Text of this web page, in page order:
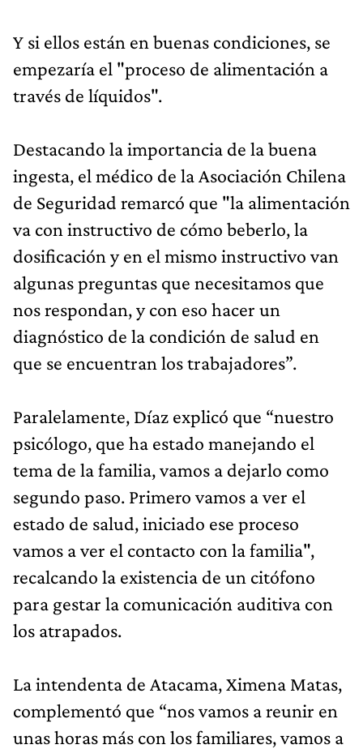
Y si ellos están en buenas condiciones, se
empezaría el "proceso de alimentación a
través de líquidos".
Destacando la importancia de la buena
ingesta, el médico de la Asociación Chilena
de Seguridad remarcó que "la alimentación
va con instructivo de cómo beberlo, la
dosificación y en el mismo instructivo van
algunas preguntas que necesitamos que
nos respondan, y con eso hacer un
diagnóstico de la condición de salud en
que se encuentran los trabajadores”.
Paralelamente, Díaz explicó que “nuestro
psicólogo, que ha estado manejando el
tema de la familia, vamos a dejarlo como
segundo paso. Primero vamos a ver el
estado de salud, iniciado ese proceso
vamos a ver el contacto con la familia",
recalcando la existencia de un citófono
para gestar la comunicación auditiva con
los atrapados.
La intendenta de Atacama, Ximena Matas,
complementó que “nos vamos a reunir en
unas horas más con los familiares, vamos a